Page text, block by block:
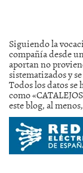
Siguiendo la
compañía desde
aportan no
sistematizados y
Todos los datos
como
este blog, al